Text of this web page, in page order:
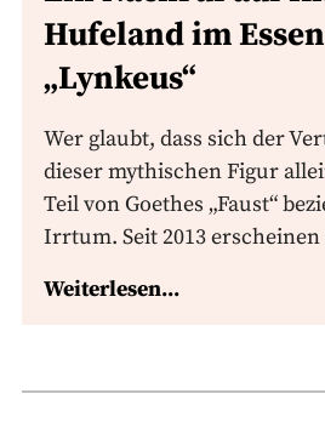
Hufeland im
„Lynkeus“
Wer glaubt, dass sich der
dieser mythischen Figur
Teil von Goethes „Faust“
Irrtum. Seit 2013
Weiterlesen...